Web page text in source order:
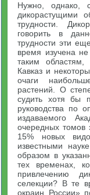
Нужно, однако,
дикорастущими
трудности.
говорить в
трудности эти
время изучена
таким
Кавказ и
очаги
растений. О
судить хотя бы
руководства по
издаваемого
очередных томов
15% новых
известными
образом в
тех временах,
привлечению
селекции? В те
окраин России»